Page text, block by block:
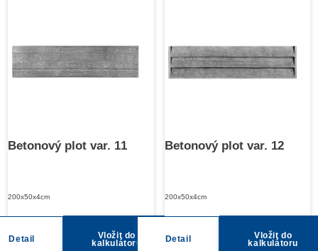
Betonový plot var. 11
200x50x4cm
Detail
Vložit do
kalkulátoru
Betonový plot var. 12
200x50x4cm
Detail
Vložit do
kalkulátoru